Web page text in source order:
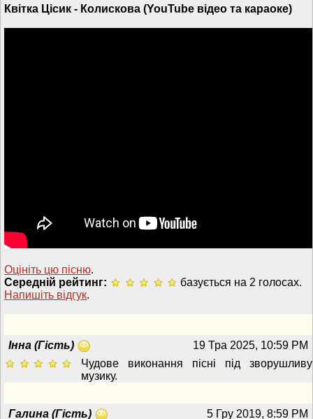
Квітка Цісик - Колискова (YouTube відео та караоке)
Оцініть цю пісню.
Середній рейтинг:
базується на 2 голосах.
Напишiть вiдгук.
19 Тра 2025, 10:59 PM
Інна (Гість)
Чудове виконання пісні під зворушливу
музику.
5 Гру 2019, 8:59 PM
Галина (Гість)